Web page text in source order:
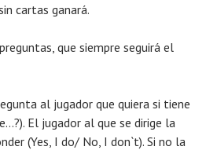
cartas ganará.
que siempre seguirá el
al jugador que quiera si tiene
El jugador al que se dirige la
(Yes, I do/ No, I don`t). Si no la